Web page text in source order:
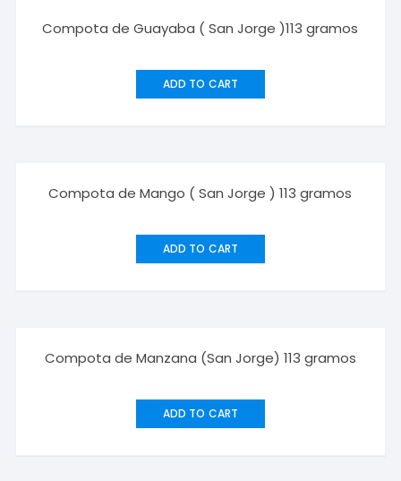
Compota de Guayaba ( San Jorge )113 gramos
ADD TO CART
Compota de Mango ( San Jorge ) 113 gramos
ADD TO CART
Compota de Manzana (San Jorge) 113 gramos
ADD TO CART